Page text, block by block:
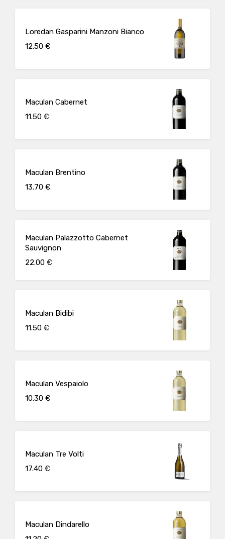
Loredan Gasparini Manzoni Bianco
12.50 €
Maculan Cabernet
11.50 €
Maculan Brentino
13.70 €
Maculan Palazzotto Cabernet
Sauvignon
22.00 €
Maculan Bidibi
11.50 €
Maculan Vespaiolo
10.30 €
Maculan Tre Volti
17.40 €
Maculan Dindarello